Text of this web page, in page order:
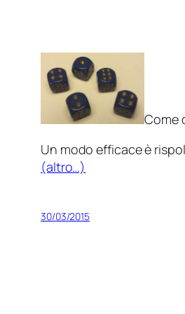
Come
Un modo efficace è
(altro…)
30/03/2015